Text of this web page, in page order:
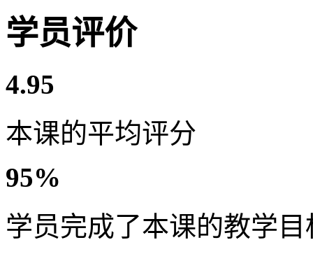
学员评价
4.95
本课的平均评分
95%
学员完成了本课的教学目